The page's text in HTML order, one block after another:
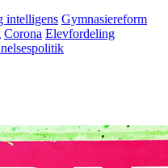
intelligens Gymnasiereform
Corona Elevfordeling